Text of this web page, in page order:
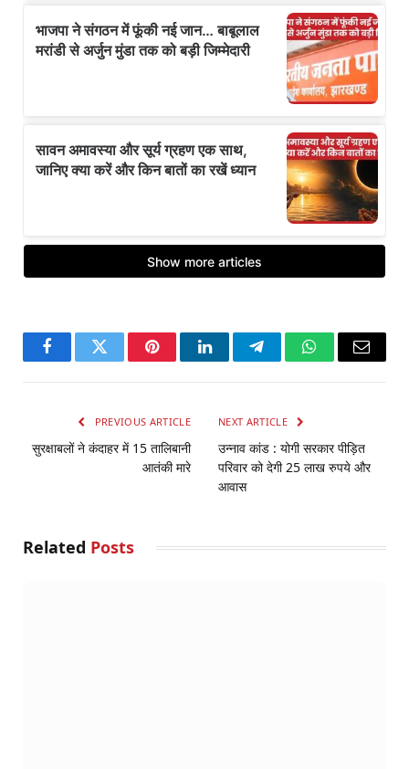
FacebookTwitter PinterestLinkedInTelegramWhatsApp
Email
PREVIOUS ARTICLE
सुरक्षाबलों ने कंदाहर में 15 तालिबानी
आतंकी मारे
NEXT ARTICLE
उन्नाव कांड : योगी सरकार पीड़ित
परिवार को देगी 25 लाख रुपये और
आवास
Related Posts